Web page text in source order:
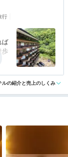
た和食
行
ば
歩
る
呂 4.0
ルの紹介と売上のしくみ